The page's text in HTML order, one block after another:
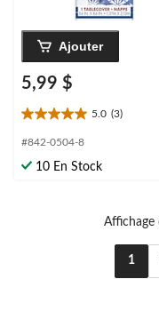
Ajouter
5,99 $
5.0 (3)
5.0
étoile(s)
5.
#842-0504-8
10 En Stock
Affichage
1